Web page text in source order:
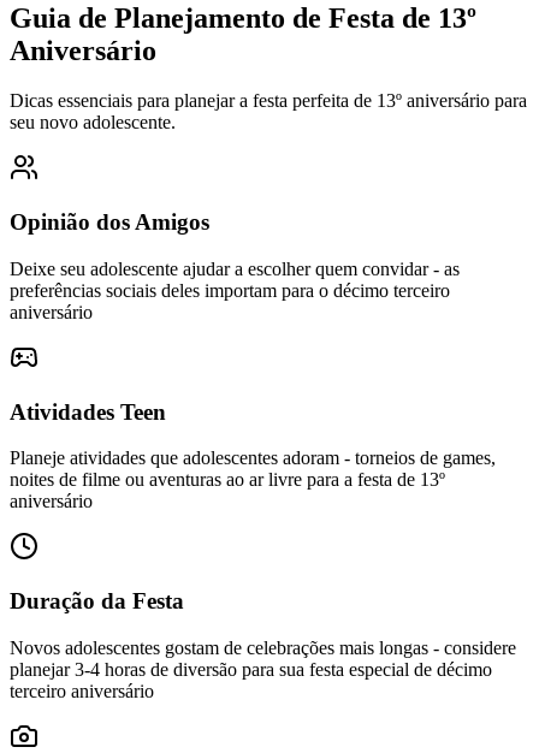
Guia de Planejamento de Festa de 13º
Aniversário
Dicas essenciais para planejar a festa perfeita de 13º aniversário para
seu novo adolescente.
Opinião dos Amigos
Deixe seu adolescente ajudar a escolher quem convidar - as
preferências sociais deles importam para o décimo terceiro
aniversário
Atividades Teen
Planeje atividades que adolescentes adoram - torneios de games,
noites de filme ou aventuras ao ar livre para a festa de 13º
aniversário
Duração da Festa
Novos adolescentes gostam de celebrações mais longas - considere
planejar 3-4 horas de diversão para sua festa especial de décimo
terceiro aniversário